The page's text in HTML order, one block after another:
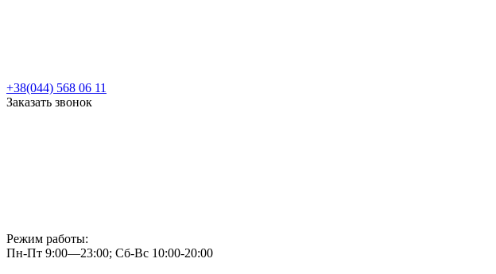
+38(044) 568 06 11
Заказать звонок
Режим работы:
Пн-Пт 9:00—23:00; Сб-Вс 10:00-20:00